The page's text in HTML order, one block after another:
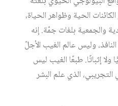
الحية وظواهر الحياة،
والجمعية بلغات جمّة. إنه
وليس عالم الغيب الأجلّ
ولا إثباتًا. طبعًا الغيب ليس
التجريبي، الذي علم البشر